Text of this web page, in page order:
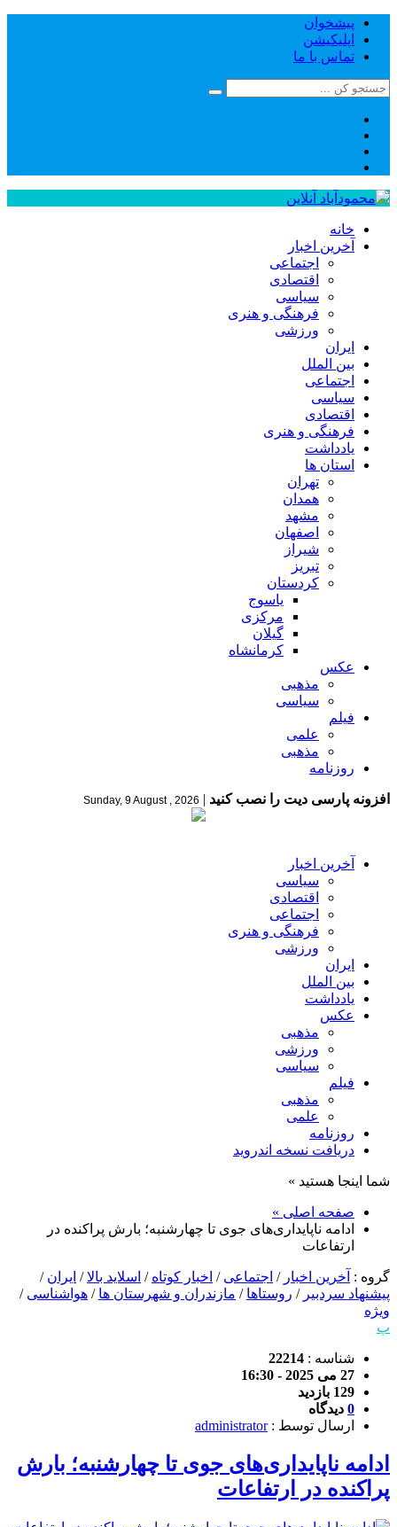
پیشخوان
اپلیکیشن
تماس با ما
خانه
آخرین اخبار
اجتماعی
اقتصادی
سیاسی
فرهنگی و هنری
ورزشی
ایران
بین الملل
اجتماعی
سیاسی
اقتصادی
فرهنگی و هنری
یادداشت
استان ها
تهران
همدان
مشهد
اصفهان
شیراز
تبریز
کردستان
یاسوج
مرکزی
گیلان
کرمانشاه
عکس
مذهبی
سیاسی
فیلم
علمی
مذهبی
روزنامه
افزونه پارسی دیت را نصب کنید |
Sunday, 9 August , 2026
آخرین اخبار
سیاسی
اقتصادی
اجتماعی
فرهنگی و هنری
ورزشی
ایران
بین الملل
یادداشت
عکس
مذهبی
ورزشی
سیاسی
فیلم
مذهبی
علمی
روزنامه
دریافت نسخه اندروید
شما اینجا هستید »
صفحه اصلی »
ادامه ناپایداری‌های جوی تا چهارشنبه؛ بارش پراکنده در
ارتفاعات
گروه : آخرین اخبار / اجتماعی / اخبار کوتاه / اسلاید بالا/ ایران /
پیشنهاد سردبیر / روستاها / مازندران و شهرستان ها / هواشناسی /
ویژه
پ
شناسه : 22214
27 می 2025 - 16:30
129 بازدید
0 دیدگاه
ارسال توسط :administrator
ادامه ناپایداری‌های جوی تا چهارشنبه؛ بارش
پراکنده در ارتفاعات